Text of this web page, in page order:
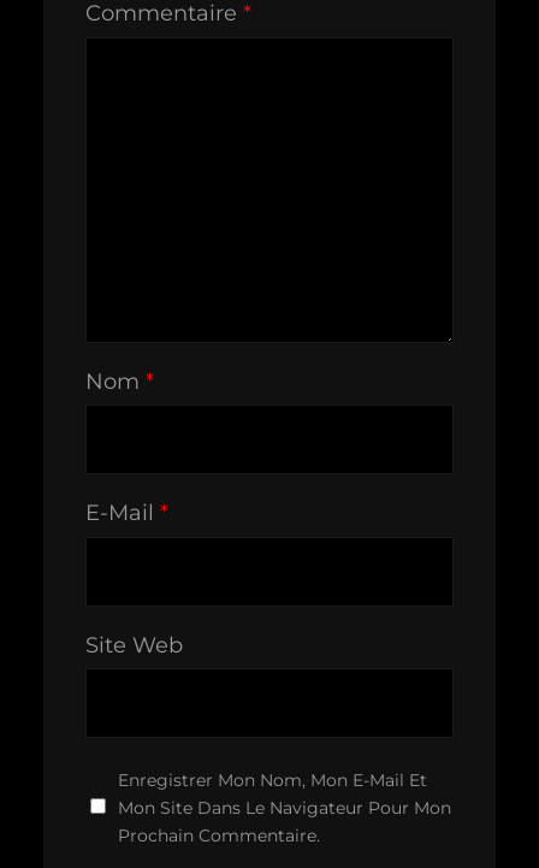
Commentaire *
Nom *
E-Mail *
Site Web
Enregistrer Mon Nom, Mon E-Mail Et
Mon Site Dans Le Navigateur Pour Mon
Prochain Commentaire.